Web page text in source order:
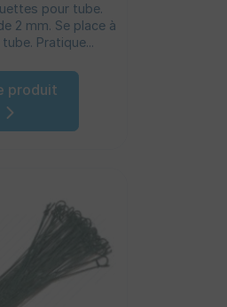
pour tube.
2 mm. Se place à
Pratique...
produit